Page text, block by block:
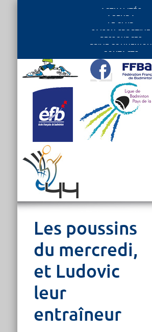
ACTUALITÉS
AGENDA
LE CLUB
SAISON SPORTIVE
RESSOURCES
PRIVE CONNEXION
CONTACTS
Les poussins
du mercredi,
et Ludovic
leur
entraîneur